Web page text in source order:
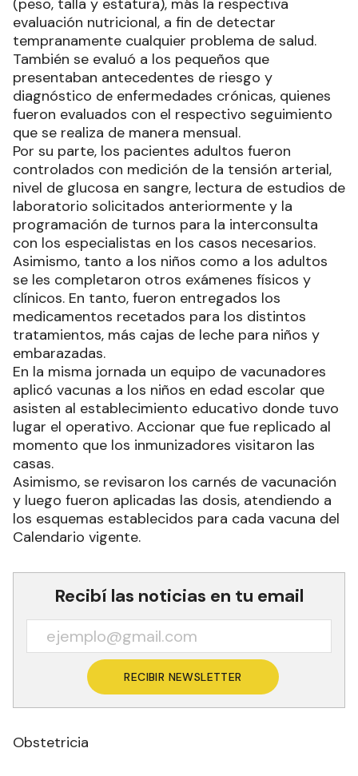
(peso, talla y estatura), más la respectiva
evaluación nutricional, a fin de detectar
tempranamente cualquier problema de salud.
También se evaluó a los pequeños que
presentaban antecedentes de riesgo y
diagnóstico de enfermedades crónicas, quienes
fueron evaluados con el respectivo seguimiento
que se realiza de manera mensual.
Por su parte, los pacientes adultos fueron
controlados con medición de la tensión arterial,
nivel de glucosa en sangre, lectura de estudios de
laboratorio solicitados anteriormente y la
programación de turnos para la interconsulta
con los especialistas en los casos necesarios.
Asimismo, tanto a los niños como a los adultos
se les completaron otros exámenes físicos y
clínicos. En tanto, fueron entregados los
medicamentos recetados para los distintos
tratamientos, más cajas de leche para niños y
embarazadas.
En la misma jornada un equipo de vacunadores
aplicó vacunas a los niños en edad escolar que
asisten al establecimiento educativo donde tuvo
lugar el operativo. Accionar que fue replicado al
momento que los inmunizadores visitaron las
casas.
Asimismo, se revisaron los carnés de vacunación
y luego fueron aplicadas las dosis, atendiendo a
los esquemas establecidos para cada vacuna del
Calendario vigente.
Recibí las noticias en tu email
RECIBIR NEWSLETTER
Obstetricia